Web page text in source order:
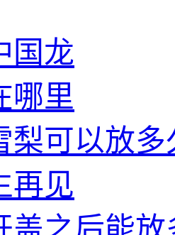
国龙
哪里
梨可以放多
再见